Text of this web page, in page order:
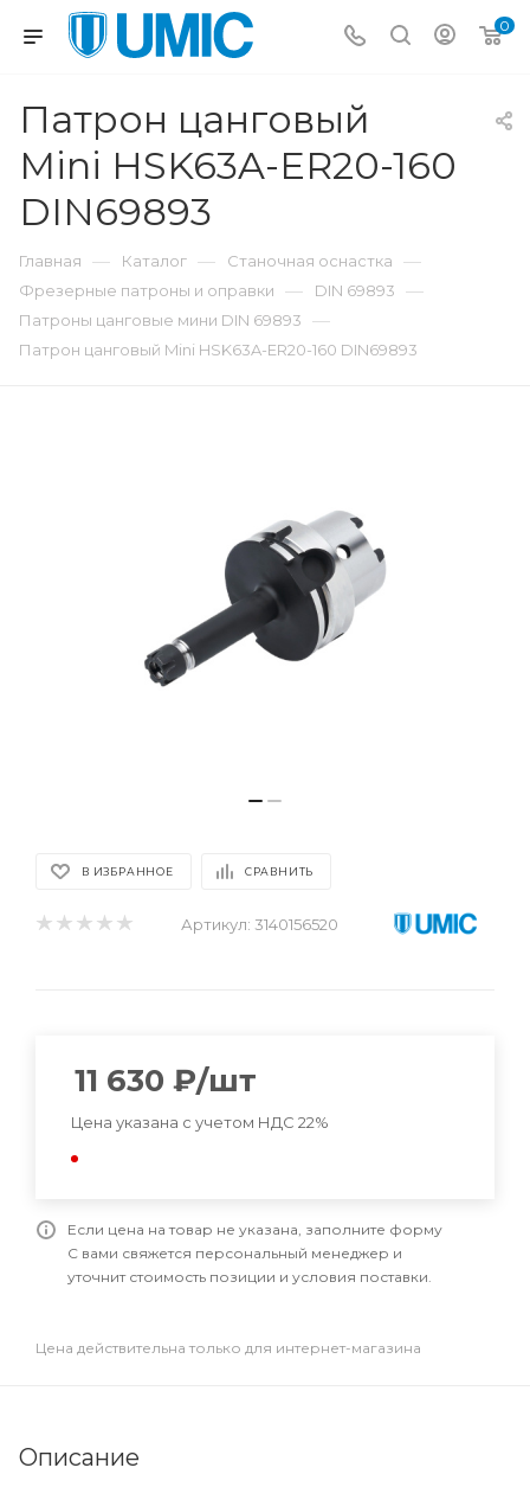
0
Патрон цанговый
Mini HSK63A-ER20-160
DIN69893
Главная — Каталог — Станочная оснастка —
Фрезерные патроны и оправки — DIN 69893 —
Патроны цанговые мини DIN 69893 —
Патрон цанговый Mini HSK63A-ER20-160 DIN69893
В ИЗБРАННОЕ СРАВНИТЬ
Артикул: 3140156520
11 630 ₽/шт
Цена указана с учетом НДС 22%
Если цена на товар не указана, заполните форму
С вами свяжется персональный менеджер и
уточнит стоимость позиции и условия поставки.
Цена действительна только для интернет-магазина
Описание